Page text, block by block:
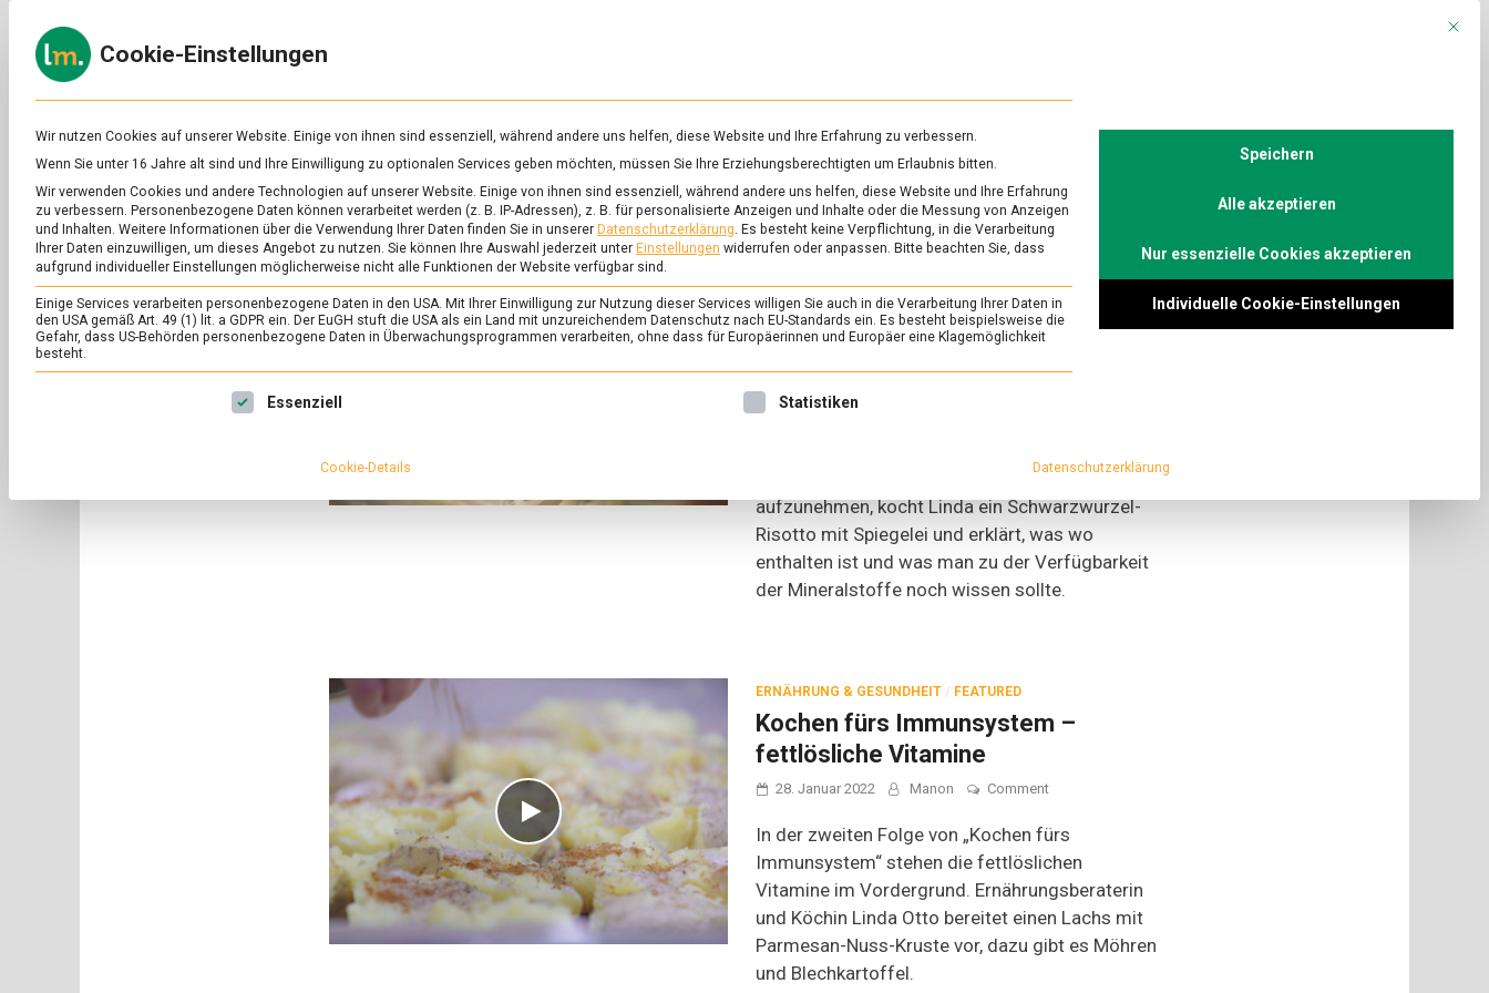
to
content
zu
&
Ernährung
SCHLAGWORT: ABWEHRSYSTEM
ERNÄHRUNG & GESUNDHEIT/FEATURED
Kochen fürs Immunsystem –
Mineralstoffe
22. Februar 2022 Manon Comment
Kochen
In der dritten Folge von „Kochen fürs
Fokus. Um Zink, Selen, Kupfer und Eisen
aufzunehmen, kocht Linda ein Schwarzwurzel-
Risotto mit Spiegelei und erklärt, was wo
enthalten ist und was man zu der Verfügbarkeit
der Mineralstoffe noch wissen sollte.
ERNÄHRUNG & GESUNDHEIT / FEATURED
Kochen fürs Immunsystem –
fettlösliche Vitamine
28. Januar 2022 Manon Commenton
fürs
–
fettlösliche
Vitamine
In der zweiten Folge von „Kochen fürs
Immunsystem“ stehen die fettlöslichen
Vitamine im Vordergrund. Ernährungsberaterin
und Köchin Linda Otto bereitet einen Lachs mit
Parmesan-Nuss-Kruste vor, dazu gibt es Möhren
und Blechkartoffel.
Mit
Cookie-Einstellungen
Wir nutzen Cookies auf unserer Website. Einige von ihnen sind essenziell, während andere uns helfen, diese Website und Ihre Erfahrung zu verbessern.
Wenn Sie unter 16 Jahre alt sind und Ihre Einwilligung zu optionalen Services geben möchten, müssen Sie Ihre Erziehungsberechtigten um Erlaubnis bitten.
Wir verwenden Cookies und andere Technologien auf unserer Website. Einige von ihnen sind essenziell, während andere uns helfen, diese Website und Ihre Erfahrung
zu verbessern. Personenbezogene Daten können verarbeitet werden (z. B. IP-Adressen), z. B. für personalisierte Anzeigen und Inhalte oder die Messung von Anzeigen
und Inhalten. Weitere Informationen über die Verwendung Ihrer Daten finden Sie in unserer Datenschutzerklärung. Es besteht keine Verpflichtung, in die Verarbeitung
Ihrer Daten einzuwilligen, um dieses Angebot zu nutzen. Sie können Ihre Auswahl jederzeit unter Einstellungen widerrufen oder anpassen. Bitte beachten Sie, dass
aufgrund individueller Einstellungen möglicherweise nicht alle Funktionen der Website verfügbar sind.
Einige Services verarbeiten personenbezogene Daten in den USA. Mit Ihrer Einwilligung zur Nutzung dieser Services willigen Sie auch in die Verarbeitung Ihrer Daten in
den USA gemäß Art. 49 (1) lit. a GDPR ein. Der EuGH stuft die USA als ein Land mit unzureichendem Datenschutz nach EU-Standards ein. Es besteht beispielsweise die
Gefahr, dass US-Behörden personenbezogene Daten in Überwachungsprogrammen verarbeiten, ohne dass für Europäerinnen und Europäer eine Klagemöglichkeit
besteht.
Es folgt eine Liste der Service-Gruppen, für die eine Einwilligung erteilt werden kann. Die erste Service-Gruppe ist essenziell und kann nicht abgewählt werden.
Essenziell Statistiken
Speichern
Alle akzeptieren
Nur essenzielle Cookies akzeptieren
Individuelle Cookie-Einstellungen
Cookie-Details Datenschutzerklärung